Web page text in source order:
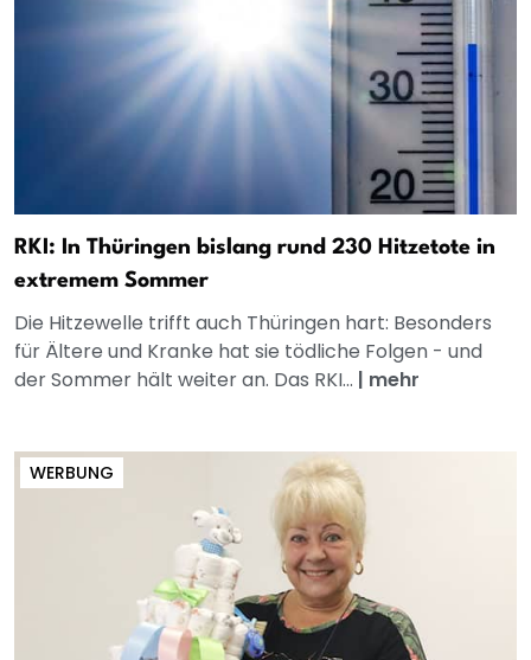
RKI: In Thüringen bislang rund 230 Hitzetote in
extremem Sommer
Die Hitzewelle trifft auch Thüringen hart: Besonders
für Ältere und Kranke hat sie tödliche Folgen - und
der Sommer hält weiter an. Das RKI... | mehr
WERBUNG